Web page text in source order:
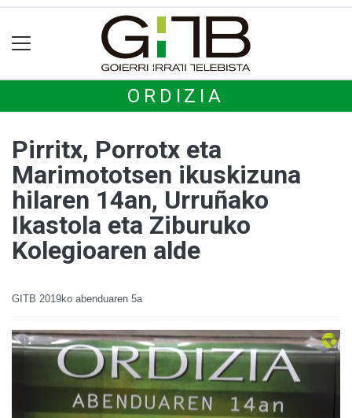
ORDIZIA
Pirritx, Porrotx eta
Marimototsen ikuskizuna
hilaren 14an, Urruñako
Ikastola eta Ziburuko
Kolegioaren alde
GITB 2019ko abenduaren 5a